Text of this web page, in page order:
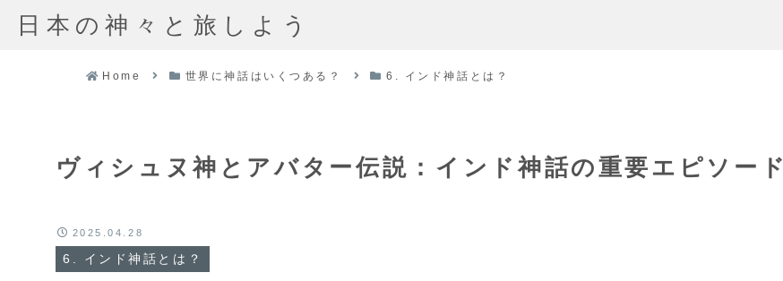
日本の神々と旅しよう
Home 世界に神話はいくつある？ 6. インド神話とは？
ヴィシュヌ神とアバター伝説：インド神話の重要エピソード
6. インド神話とは？
2025.04.28